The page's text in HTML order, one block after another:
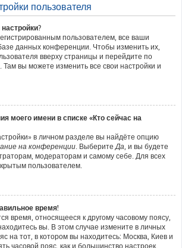
пользователя
пользователем, все ваши
данных конференции. Чтобы изменить их,
вверху страницы и перейдите по
. Там вы можете изменить все свои настройки и
моего имени в списке «Кто сейчас на
в личном разделе вы найдёте опцию
на конференции. ВыберитеДа, и вы будете
модераторам и самому себе. Для всех
пользователем.
время!
время, относящееся к другому часовому поясу,
вы. В этом случае измените в личных
на тот, в котором вы находитесь: Москва, Киев и
часовой пояс, как и большинство настроек,